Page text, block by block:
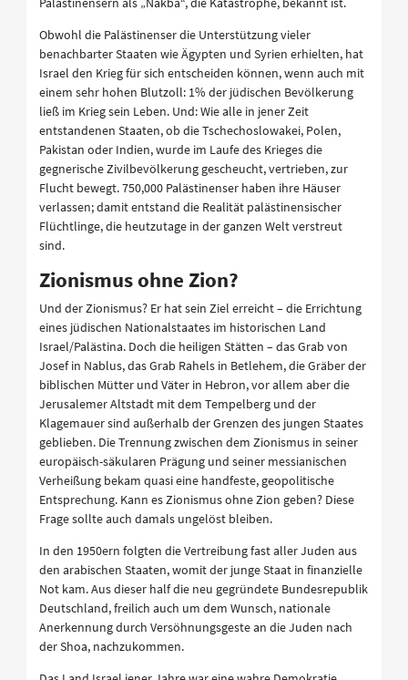
Obwohl die Palästinenser die Unterstützung vieler
benachbarter Staaten wie Ägypten und Syrien erhielten, hat
Israel den Krieg für sich entscheiden können, wenn auch mit
einem sehr hohen Blutzoll: 1% der jüdischen Bevölkerung
ließ im Krieg sein Leben. Und: Wie alle in jener Zeit
entstandenen Staaten, ob die Tschechoslowakei, Polen,
Pakistan oder Indien, wurde im Laufe des Krieges die
gegnerische Zivilbevölkerung gescheucht, vertrieben, zur
Flucht bewegt. 750,000 Palästinenser haben ihre Häuser
verlassen; damit entstand die Realität palästinensischer
Flüchtlinge, die heutzutage in der ganzen Welt verstreut
sind.
Zionismus ohne Zion?
Und der Zionismus? Er hat sein Ziel erreicht – die Errichtung
eines jüdischen Nationalstaates im historischen Land
Israel/Palästina. Doch die heiligen Stätten – das Grab von
Josef in Nablus, das Grab Rahels in Betlehem, die Gräber der
biblischen Mütter und Väter in Hebron, vor allem aber die
Jerusalemer Altstadt mit dem Tempelberg und der
Klagemauer sind außerhalb der Grenzen des jungen Staates
geblieben. Die Trennung zwischen dem Zionismus in seiner
europäisch-säkularen Prägung und seiner messianischen
Verheißung bekam quasi eine handfeste, geopolitische
Entsprechung. Kann es Zionismus ohne Zion geben? Diese
Frage sollte auch damals ungelöst bleiben.
In den 1950ern folgten die Vertreibung fast aller Juden aus
den arabischen Staaten, womit der junge Staat in finanzielle
Not kam. Aus dieser half die neu gegründete Bundesrepublik
Deutschland, freilich auch um dem Wunsch, nationale
Anerkennung durch Versöhnungsgeste an die Juden nach
der Shoa, nachzukommen.